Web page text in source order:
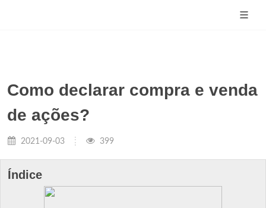
Como declarar compra e venda
de ações?
2021-09-03 399
Índice